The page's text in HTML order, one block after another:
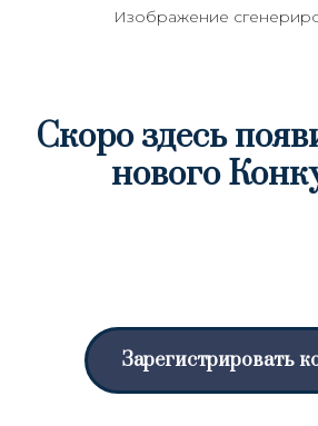
Изображение
Скоро здесь
нового
Зарегистрировать